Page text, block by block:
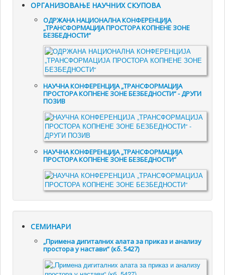
ОРГАНИЗОВАЊЕ НАУЧНИХ СКУПОВА
ОДРЖАНА НАЦИОНАЛНА КОНФЕРЕНЦИЈА
„ТРАНСФОРМАЦИЈА ПРОСТОРА КОПНЕНЕ ЗОНЕ
БЕЗБЕДНОСТИ“
НАУЧНА КОНФЕРЕНЦИЈА „ТРАНСФОРМАЦИЈА
ПРОСТОРА КОПНЕНЕ ЗОНЕ БЕЗБЕДНОСТИ“ - ДРУГИ
ПОЗИВ
НАУЧНА КОНФЕРЕНЦИЈА „ТРАНСФОРМАЦИЈА
ПРОСТОРА КОПНЕНЕ ЗОНЕ БЕЗБЕДНОСТИ“
СЕМИНАРИ
„Примена дигиталних алата за приказ и анализу
простора у настави“ (кб. 5427)